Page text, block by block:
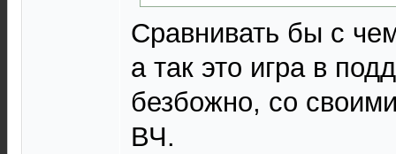
Сравнивать бы с
а так это игра в
безбожно, со
ВЧ.